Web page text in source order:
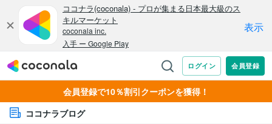
会員登録で10％割引クーポンを獲得！
ココナラブログ